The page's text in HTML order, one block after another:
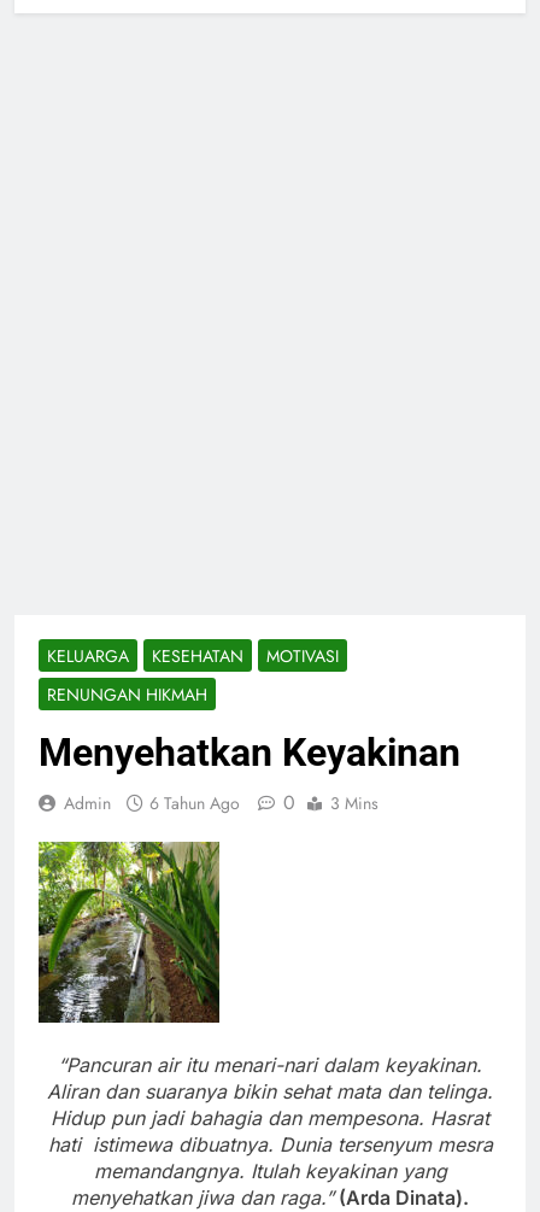
KELUARGA KESEHATAN
MOTIVASI
RENUNGAN HIKMAH
Menyehatkan Keyakinan
Admin 6 Tahun Ago 0 3 Mins
“Pancuran air itu menari-nari dalam keyakinan.
Aliran dan suaranya bikin sehat mata dan telinga.
Hidup pun jadi bahagia dan mempesona. Hasrat
hati istimewa dibuatnya. Dunia tersenyum mesra
memandangnya. Itulah keyakinan yang
menyehatkan jiwa dan raga.”(Arda Dinata).